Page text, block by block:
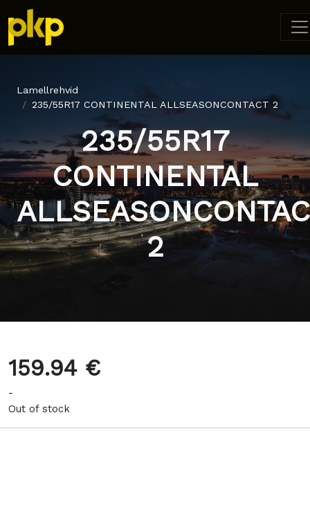
Lamellrehvid
235/55R17 CONTINENTAL ALLSEASONCONTACT 2
235/55R17
CONTINENTAL
2
159.94 €
-
Out of stock